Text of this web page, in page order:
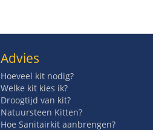
Advies
Hoeveel kit nodig?
Welke kit kies ik?
Droogtijd van kit?
Natuursteen Kitten?
Hoe Sanitairkit aanbrengen?